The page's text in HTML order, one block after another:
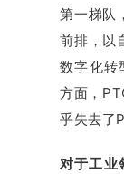
第一梯队
前排，以
数字化转
方面，
乎失去了
对于工业